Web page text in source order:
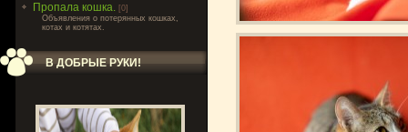
Пропала кошка. [0]
Объявления о потерянных кошках,
котах и котятах.
В ДОБРЫЕ РУКИ!